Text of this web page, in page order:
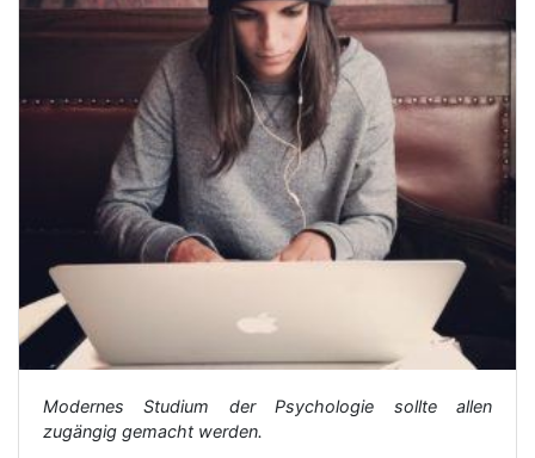
Modernes Studium der Psychologie sollte allen
zugängig gemacht werden.